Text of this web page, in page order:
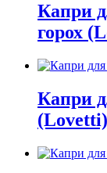
Капри
горох
Капри